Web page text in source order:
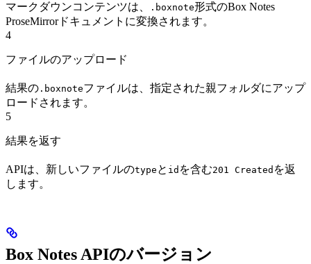
マークダウンコンテンツは、 .boxnote形式のBox Notes
ProseMirrorドキュメントに変換されます。
4
ファイルのアップロード
結果の .boxnoteファイルは、指定された親フォルダにアップ
ロードされます。
5
結果を返す
APIは、新しいファイルのtype と id を含む201 Created を返
します。
Box Notes APIのバージョン